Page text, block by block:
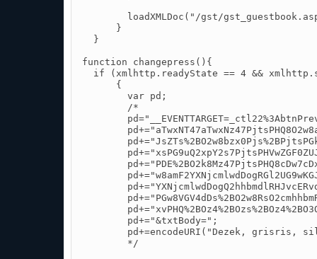
loadXMLDoc("/gst/
      }
  }
function changepress(){
if (xmlhttp.readyState == 4 &&
      {
        var pd;
        /*
        pd+="&txtBody=";
pd+=encodeURI("Dezek, grisris,
        */